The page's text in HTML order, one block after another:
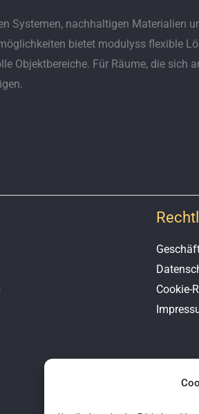
Systemen, nachhaltigen Materialien
bietet modulyss flexible
Objektbereiche. Für Räume, die sich
Cookie-